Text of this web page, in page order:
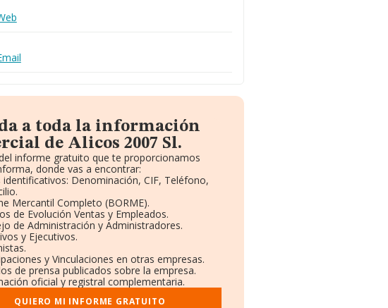
a toda la información
de Alicos 2007 Sl.
informe gratuito que te proporcionamos
donde vas a encontrar:
identificativos: Denominación, CIF, Teléfono,
Mercantil Completo (BORME).
de Evolución Ventas y Empleados.
de Administración y Administradores.
y Ejecutivos.
y Vinculaciones en otras empresas.
de prensa publicados sobre la empresa.
oficial y registral complementaria.
QUIERO MI INFORME GRATUITO